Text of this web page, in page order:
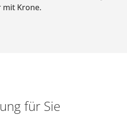
mit Krone.
für Sie